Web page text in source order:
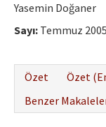
Yasemin Doğaner
Sayı: Temmuz
Özet
Özet
Benzer